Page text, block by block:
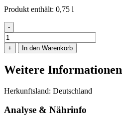
Produkt enthält: 0,75 l
-
Hahnheimer
Huxelrebe
Spätlese
Menge
+ In den Warenkorb
Weitere Informationen
Herkunftsland: Deutschland
Analyse & Nährinfo